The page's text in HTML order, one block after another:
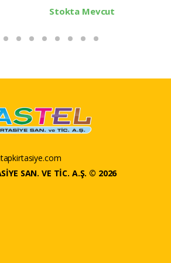
Stokta Mevcut
SAN. VE TİC. A.Ş. © 2026